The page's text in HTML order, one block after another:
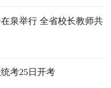
泉举行 全省校长教师共
考25日开考